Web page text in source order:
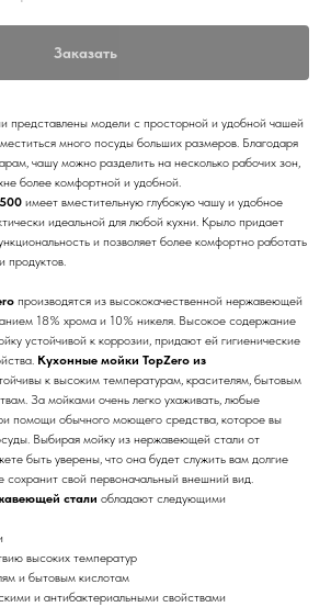
Заказать
представлены модели с просторной и удобной чашей
много посуды больших размеров. Благодаря
чашу можно разделить на несколько рабочих зон,
более комфортной и удобной.
имеет вместительную глубокую чашу и удобное
идеальной для любой кухни. Крыло придает
и позволяет более комфортно работать
продуктов.
производятся из высококачественной нержавеющей
18% хрома и 10% никеля. Высокое содержание
устойчивой к коррозии, придают ей гигиенические
Кухонные мойки TopZero из
к высоким температурам, красителям, бытовым
За мойками очень легко ухаживать, любые
помощи обычного моющего средства, которое вы
Выбирая мойку из нержавеющей стали от
быть уверены, что она будет служить вам долгие
сохранит свой первоначальный внешний вид.
стали обладают следующими
высоких температур
и бытовым кислотам
и антибактериальными свойствами